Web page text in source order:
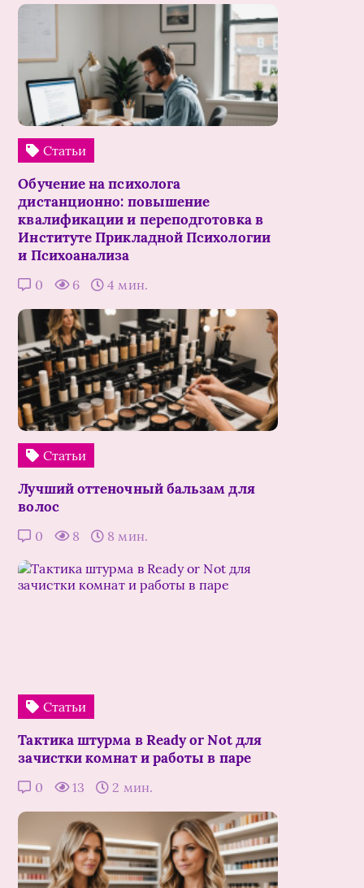
Статьи
Обучение на психолога
дистанционно: повышение
квалификации и переподготовка в
Институте Прикладной Психологии
и Психоанализа
0 6 4 мин.
Статьи
Лучший оттеночный бальзам для
волос
0 8 8 мин.
Статьи
Тактика штурма в Ready or Not для
зачистки комнат и работы в паре
0 13 2 мин.